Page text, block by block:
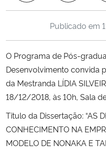
Ministério de Minas e Energia
Ministério da Ciência, Tecnologia,
Ministério do Meio Ambiente
Publicado em
O Programa de Pós-
Desenvolvimento convida
da Mestranda LÍDIA
18/12/2018, às 10h, Sala
Titulo da Dissertação: “AS
CONHECIMENTO NA
MODELO DE NONAKA E